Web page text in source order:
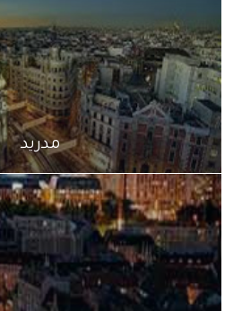
مدريد